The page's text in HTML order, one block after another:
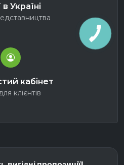
в Україні
кабінет
клієнтів